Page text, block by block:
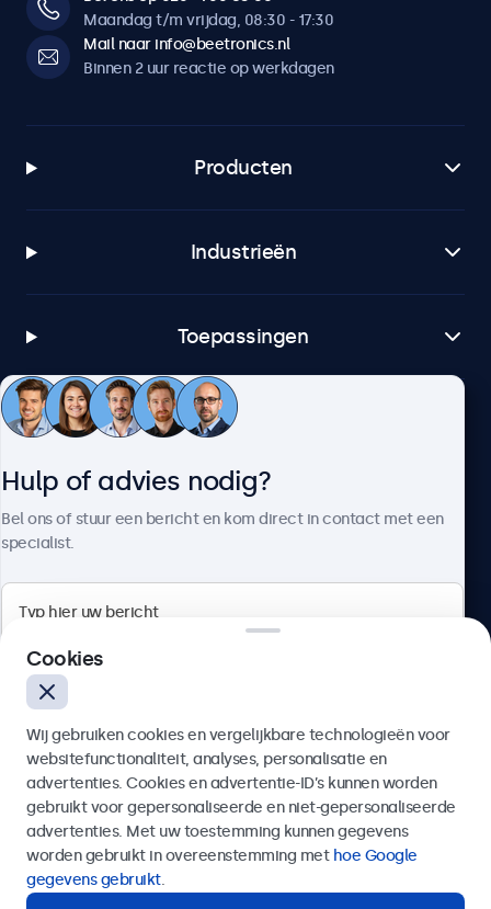
Maandag t/m vrijdag, 08:30 - 17:30
Mail naar info@beetronics.nl
Binnen 2 uur reactie op werkdagen
Producten
Industrieën
Toepassingen
Klantenservice
4.8/5 door 5000+ bedrijven
Nederlands
Hulp of advies nodig?
Bel ons of stuur een bericht en kom direct in contact met een
specialist.
Verzenden
Of bel ons op
Cookies
Wij gebruiken cookies en vergelijkbare technologieën voor
websitefunctionaliteit, analyses, personalisatie en
advertenties. Cookies en advertentie-ID’s kunnen worden
gebruikt voor gepersonaliseerde en niet-gepersonaliseerde
advertenties. Met uw toestemming kunnen gegevens
worden gebruikt in overeenstemming met hoe Google
gegevens gebruikt.